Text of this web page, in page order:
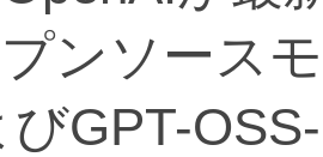
ンソース
びGPT-